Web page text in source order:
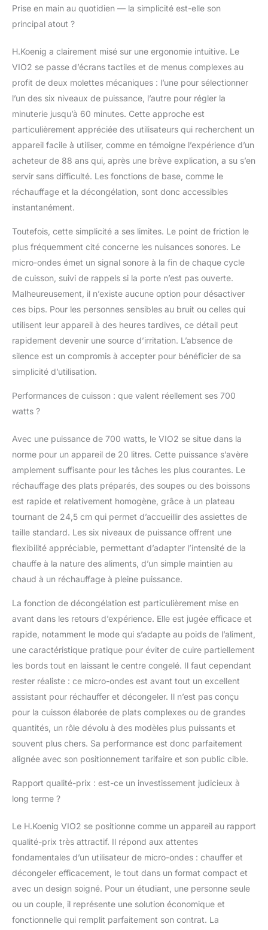
Prise en main au quotidien — la simplicité est-elle son
principal atout ?
H.Koenig a clairement misé sur une ergonomie intuitive. Le
VIO2 se passe d’écrans tactiles et de menus complexes au
profit de deux molettes mécaniques : l’une pour sélectionner
l’un des six niveaux de puissance, l’autre pour régler la
minuterie jusqu’à 60 minutes. Cette approche est
particulièrement appréciée des utilisateurs qui recherchent un
appareil facile à utiliser, comme en témoigne l’expérience d’un
acheteur de 88 ans qui, après une brève explication, a su s’en
servir sans difficulté. Les fonctions de base, comme le
réchauffage et la décongélation, sont donc accessibles
instantanément.
Toutefois, cette simplicité a ses limites. Le point de friction le
plus fréquemment cité concerne les nuisances sonores. Le
micro-ondes émet un signal sonore à la fin de chaque cycle
de cuisson, suivi de rappels si la porte n’est pas ouverte.
Malheureusement, il n’existe aucune option pour désactiver
ces bips. Pour les personnes sensibles au bruit ou celles qui
utilisent leur appareil à des heures tardives, ce détail peut
rapidement devenir une source d’irritation. L’absence de
silence est un compromis à accepter pour bénéficier de sa
simplicité d’utilisation.
Performances de cuisson : que valent réellement ses 700
watts ?
Avec une puissance de 700 watts, le VIO2 se situe dans la
norme pour un appareil de 20 litres. Cette puissance s’avère
amplement suffisante pour les tâches les plus courantes. Le
réchauffage des plats préparés, des soupes ou des boissons
est rapide et relativement homogène, grâce à un plateau
tournant de 24,5 cm qui permet d’accueillir des assiettes de
taille standard. Les six niveaux de puissance offrent une
flexibilité appréciable, permettant d’adapter l’intensité de la
chauffe à la nature des aliments, d’un simple maintien au
chaud à un réchauffage à pleine puissance.
La fonction de décongélation est particulièrement mise en
avant dans les retours d’expérience. Elle est jugée efficace et
rapide, notamment le mode qui s’adapte au poids de l’aliment,
une caractéristique pratique pour éviter de cuire partiellement
les bords tout en laissant le centre congelé. Il faut cependant
rester réaliste : ce micro-ondes est avant tout un excellent
assistant pour réchauffer et décongeler. Il n’est pas conçu
pour la cuisson élaborée de plats complexes ou de grandes
quantités, un rôle dévolu à des modèles plus puissants et
souvent plus chers. Sa performance est donc parfaitement
alignée avec son positionnement tarifaire et son public cible.
Rapport qualité-prix : est-ce un investissement judicieux à
long terme ?
Le H.Koenig VIO2 se positionne comme un appareil au rapport
qualité-prix très attractif. Il répond aux attentes
fondamentales d’un utilisateur de micro-ondes : chauffer et
décongeler efficacement, le tout dans un format compact et
avec un design soigné. Pour un étudiant, une personne seule
ou un couple, il représente une solution économique et
fonctionnelle qui remplit parfaitement son contrat. La